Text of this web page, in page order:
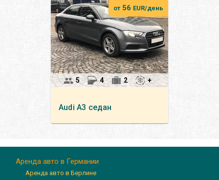
Audi A3 седан
от 56 EUR/день
5 4 2 +
Аренда авто в Германии
Аренда авто в Берлине